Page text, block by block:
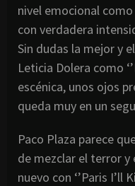
nivel emocional
con verdadera
Sin dudas la mejor y
Leticia Dolera como
escénica, unos ojos
queda muy en un
Paco Plaza parece
de mezclar el terror
nuevo con ‘’Paris I’ll